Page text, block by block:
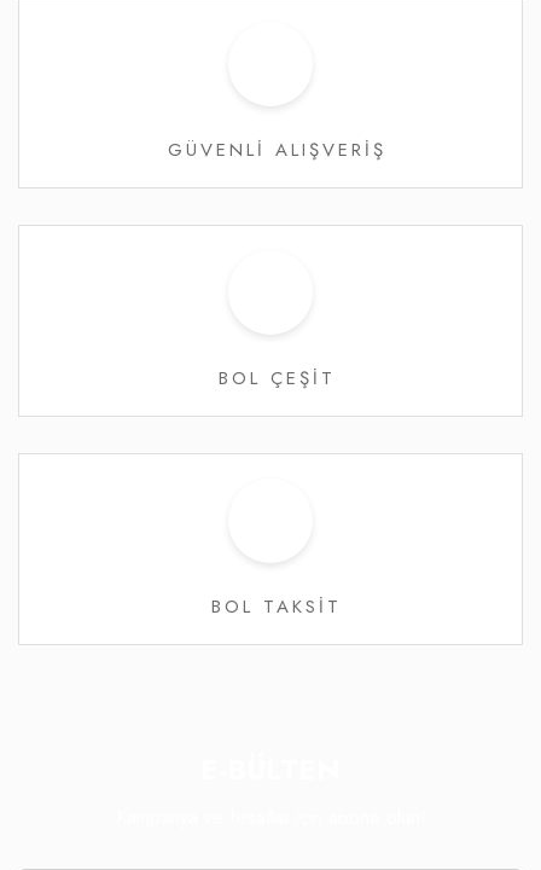
GÜVENLİ ALIŞVERİŞ
BOL ÇEŞİT
BOL TAKSİT